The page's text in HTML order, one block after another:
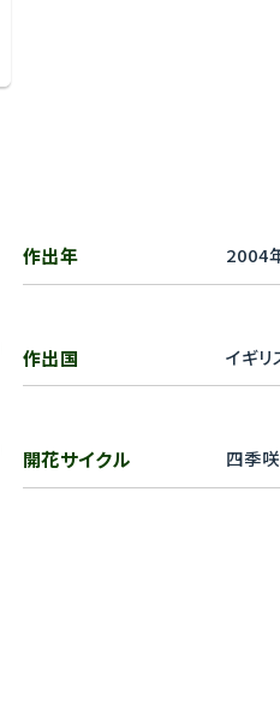
作出年 2004
作出国 イギリ
開花サイクル 四季